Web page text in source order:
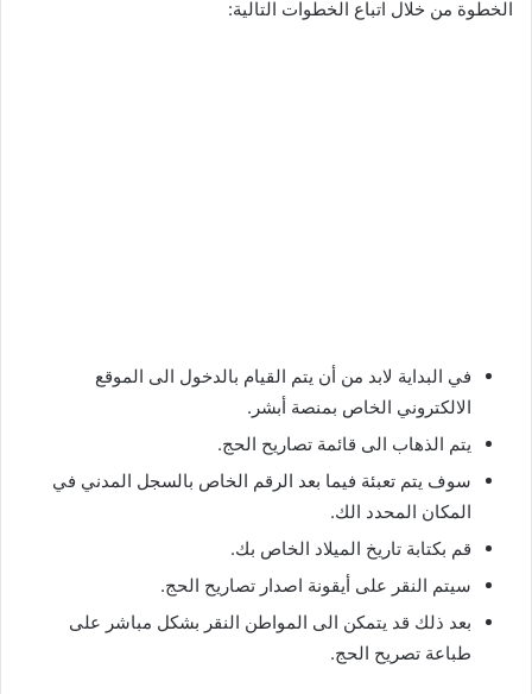
الخطوة من خلال اتباع الخطوات التالية:
في البداية لابد من أن يتم القيام بالدخول الى الموقع
الالكتروني الخاص بمنصة أبشر.
يتم الذهاب الى قائمة تصاريح الحج.
سوف يتم تعبئة فيما بعد الرقم الخاص بالسجل المدني في
المكان المحدد الك.
قم بكتابة تاريخ الميلاد الخاص بك.
سيتم النقر على أيقونة اصدار تصاريح الحج.
بعد ذلك قد يتمكن الى المواطن النقر بشكل مباشر على
طباعة تصريح الحج.